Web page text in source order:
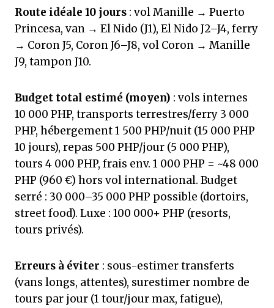
Route idéale 10 jours : vol Manille → Puerto
Princesa, van → El Nido (J1), El Nido J2–J4, ferry
→ Coron J5, Coron J6–J8, vol Coron → Manille
J9, tampon J10.
Budget total estimé (moyen) : vols internes
10 000 PHP, transports terrestres/ferry 3 000
PHP, hébergement 1 500 PHP/nuit (15 000 PHP
10 jours), repas 500 PHP/jour (5 000 PHP),
tours 4 000 PHP, frais env. 1 000 PHP = ~48 000
PHP (960 €) hors vol international. Budget
serré : 30 000–35 000 PHP possible (dortoirs,
street food). Luxe : 100 000+ PHP (resorts,
tours privés).
Erreurs à éviter : sous-estimer transferts
(vans longs, attentes), surestimer nombre de
tours par jour (1 tour/jour max, fatigue),